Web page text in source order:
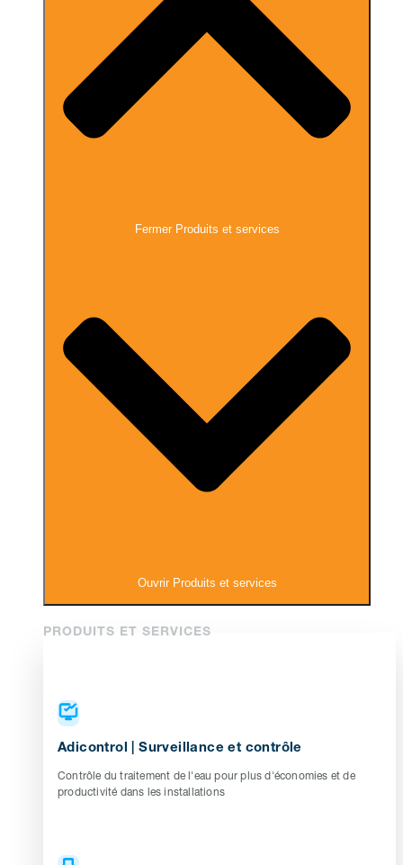
Fermer Produits et services
Ouvrir Produits et services
PRODUITS ET SERVICES
Adicontrol | Surveillance et contrôle
Contrôle du traitement de l'eau pour plus d'économies et de
productivité dans les installations